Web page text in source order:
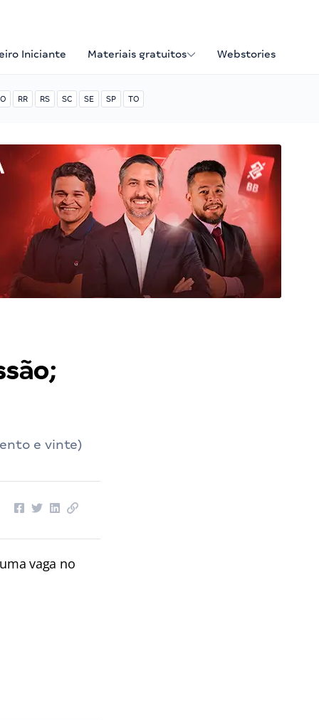
Iniciante Materiais gratuitos Webstories
RR RS SC SE SP TO
e vinte)
vaga no